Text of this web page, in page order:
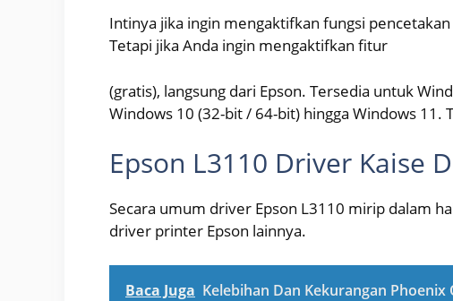
Intinya jika ingin mengaktifkan fungsi
Tetapi jika Anda ingin mengaktifkan fitur
(gratis), langsung dari Epson. Tersedia untuk
Windows 10 (32-bit / 64-bit) hingga Windows 11.
Epson L3110 Driver Kaise
Secara umum driver Epson L3110 mirip dalam
driver printer Epson lainnya.
Baca Juga Kelebihan Dan Kekurangan